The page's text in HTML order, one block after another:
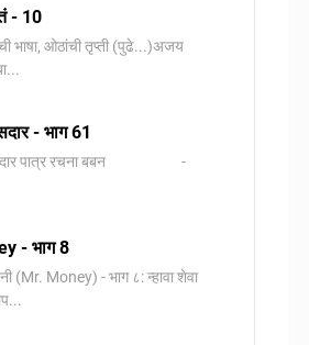
- 10
भाषा, ओठांची तृप्ती (पुढे...)अजय
- भाग 61
पात्र रचना बबन -
- भाग 8
(Mr. Money) - भाग ८: न्हावा शेवा